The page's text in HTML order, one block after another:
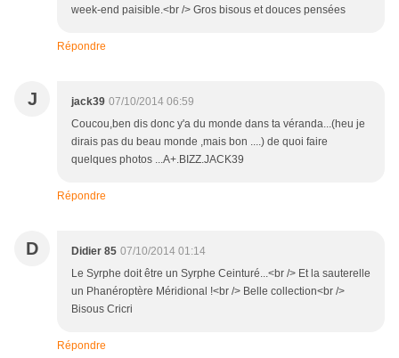
week-end paisible.<br /> Gros bisous et douces pensées
Répondre
J jack39 07/10/2014 06:59
Coucou,ben dis donc y'a du monde dans ta véranda...(heu je
dirais pas du beau monde ,mais bon ....) de quoi faire
quelques photos ...A+.BIZZ.JACK39
Répondre
D Didier 85 07/10/2014 01:14
Le Syrphe doit être un Syrphe Ceinturé...<br /> Et la sauterelle
un Phanéroptère Méridional !<br /> Belle collection<br />
Bisous Cricri
Répondre